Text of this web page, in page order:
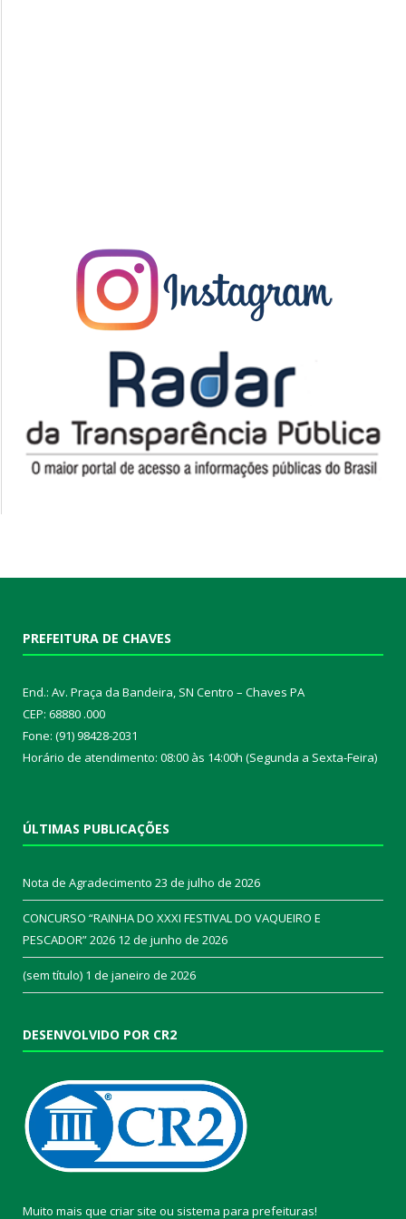
PREFEITURA DE CHAVES
End.: Av. Praça da Bandeira, SN Centro – Chaves PA
CEP: 68880 .000
Fone: (91) 98428-2031
Horário de atendimento: 08:00 às 14:00h (Segunda a Sexta-Feira)
ÚLTIMAS PUBLICAÇÕES
Nota de Agradecimento 23 de julho de 2026
CONCURSO “RAINHA DO XXXI FESTIVAL DO VAQUEIRO E
PESCADOR” 2026 12 de junho de 2026
(sem título) 1 de janeiro de 2026
DESENVOLVIDO POR CR2
Muito mais que criar site ou sistema para prefeituras!